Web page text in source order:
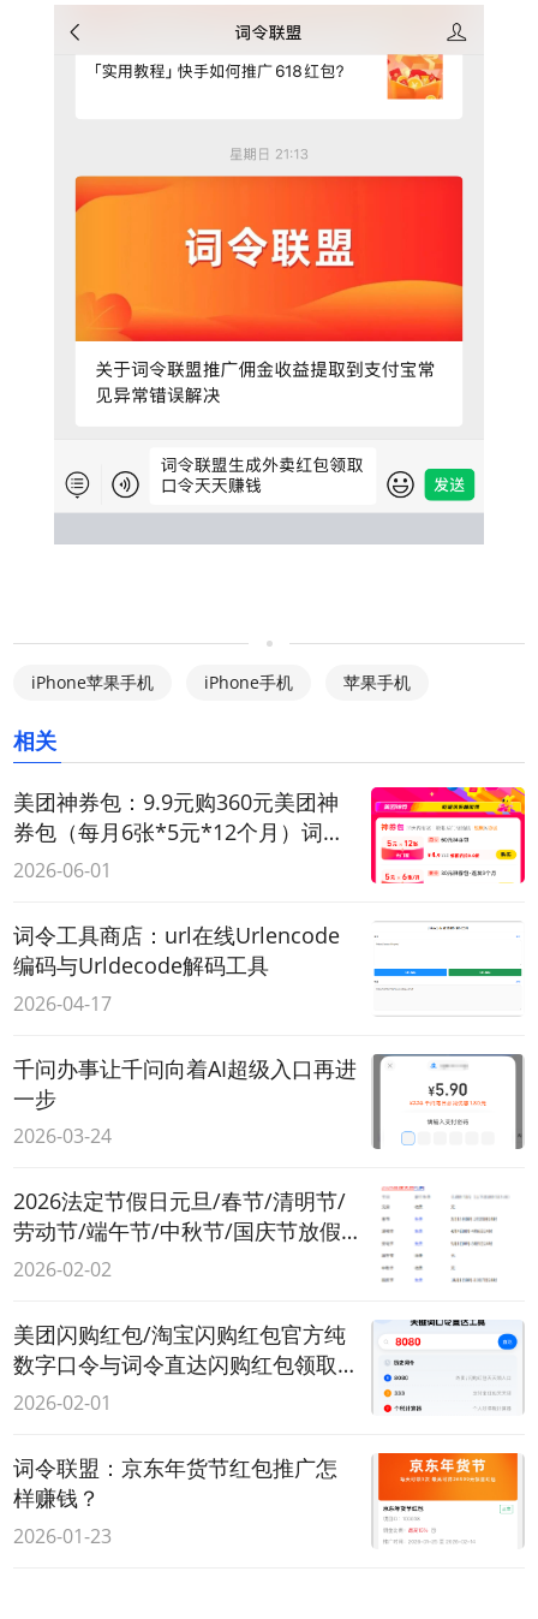
iPhone苹果手机 iPhone手机 苹果手机
相关
美团神券包：9.9元购360元美团神
券包（每月6张*5元*12个月）词令
联盟推广口令与素材更新
2026-06-01
词令工具商店：url在线Urlencode
编码与Urldecode解码工具
2026-04-17
千问办事让千问向着AI超级入口再进
一步
2026-03-24
2026法定节假日元旦/春节/清明节/
劳动节/端午节/中秋节/国庆节放假
时间内高速免费通行吗？
2026-02-02
美团闪购红包/淘宝闪购红包官方纯
数字口令与词令直达闪购红包领取
口令
2026-02-01
词令联盟：京东年货节红包推广怎
样赚钱？
2026-01-23